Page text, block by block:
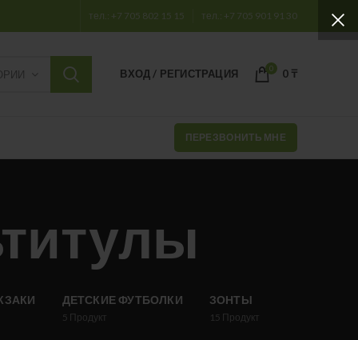
тел.: +7 705 802 15 15 тел.: +7 705 901 91 30
ВХОД / РЕГИСТРАЦИЯ 0 0 ₸
ПЕРЕЗВОНИТЬ МНЕ
ДЕТСКИЕ ФУТБОЛКИ
5 Продукт
ЗОНТЫ
15 Продукт